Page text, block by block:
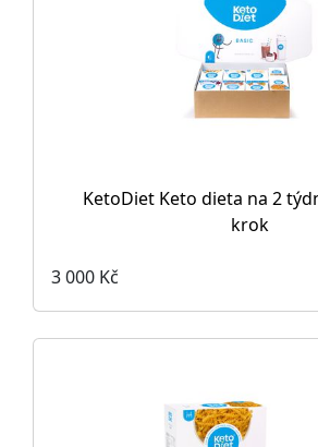
KetoDiet Keto dieta na 2
krok
3 000 Kč